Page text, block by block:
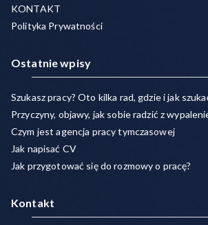
KONTAKT
Polityka Prywatności
Ostatnie wpisy
Szukasz pracy? Oto kilka rad, gdzie i jak
Przyczyny, objawy, jak sobie radzić z
Czym jest agencja pracy tymczasowej
Jak napisać CV
Jak przygotować się do rozmowy o pracę?
Kontakt